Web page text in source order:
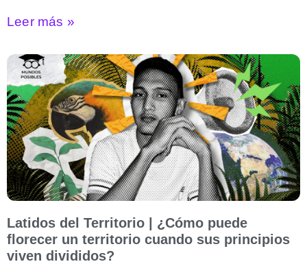
Leer más »
Latidos del Territorio | ¿Cómo puede
florecer un territorio cuando sus principios
viven divididos?